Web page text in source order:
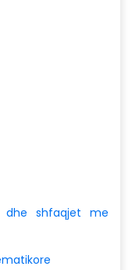
dhe shfaqjet me